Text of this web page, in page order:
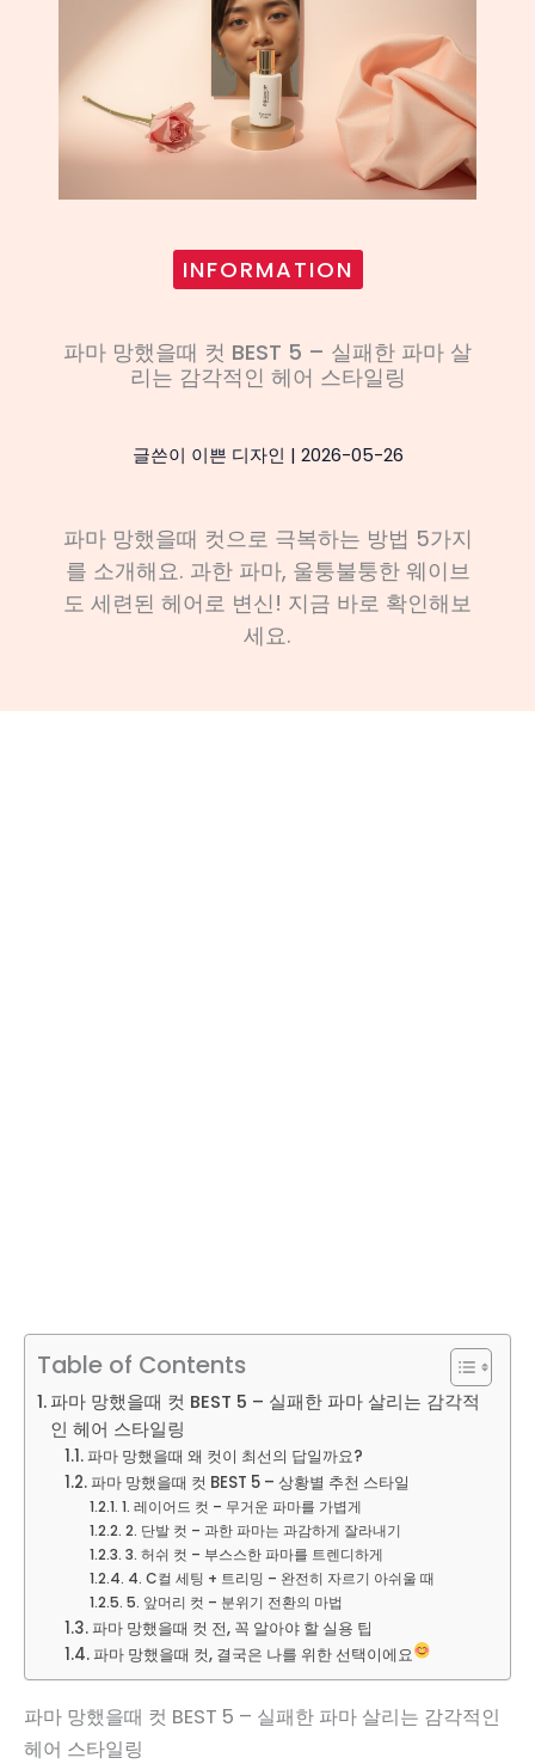
INFORMATION
파마 망했을때 컷 BEST 5 – 실패한 파마 살
리는 감각적인 헤어 스타일링
글쓴이 이쁜 디자인 | 2026-05-26
파마 망했을때 컷으로 극복하는 방법 5가지
를 소개해요. 과한 파마, 울퉁불퉁한 웨이브
도 세련된 헤어로 변신! 지금 바로 확인해보
세요.
Table of Contents
파마 망했을때 컷 BEST 5 – 실패한 파마 살리는 감각적
인 헤어 스타일링
파마 망했을때 왜 컷이 최선의 답일까요?
파마 망했을때 컷 BEST 5 – 상황별 추천 스타일
1. 레이어드 컷 – 무거운 파마를 가볍게
2. 단발 컷 – 과한 파마는 과감하게 잘라내기
3. 허쉬 컷 – 부스스한 파마를 트렌디하게
4. C컬 세팅 + 트리밍 – 완전히 자르기 아쉬울 때
5. 앞머리 컷 – 분위기 전환의 마법
파마 망했을때 컷 전, 꼭 알아야 할 실용 팁
파마 망했을때 컷, 결국은 나를 위한 선택이에요
파마 망했을때 컷 BEST 5 – 실패한 파마 살리는 감각적인
헤어 스타일링